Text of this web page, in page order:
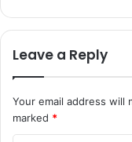
Leave a Reply
Your email address will
marked *